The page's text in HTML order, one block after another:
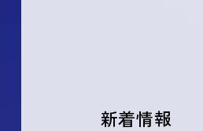
新着情報